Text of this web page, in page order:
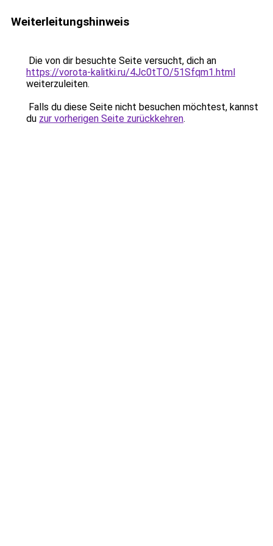
Weiterleitungshinweis
Die von dir besuchte Seite versucht, dich an
https://vorota-kalitki.ru/4Jc0tTO/51Sfqm1.html
weiterzuleiten.
Falls du diese Seite nicht besuchen möchtest, kannst
du zur vorherigen Seite zurückkehren.